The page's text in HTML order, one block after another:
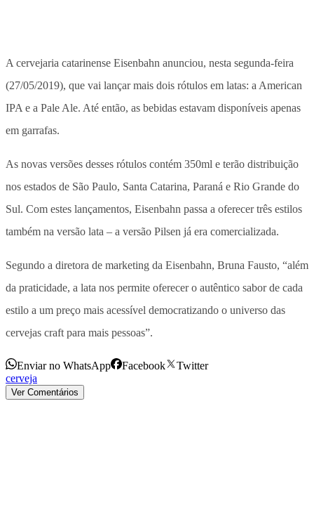
A cervejaria catarinense Eisenbahn anunciou, nesta segunda-feira
(27/05/2019), que vai lançar mais dois rótulos em latas: a American
IPA e a Pale Ale. Até então, as bebidas estavam disponíveis apenas
em garrafas.
As novas versões desses rótulos contém 350ml e terão distribuição
nos estados de São Paulo, Santa Catarina, Paraná e Rio Grande do
Sul. Com estes lançamentos, Eisenbahn passa a oferecer três estilos
também na versão lata – a versão Pilsen já era comercializada.
Segundo a diretora de marketing da Eisenbahn, Bruna Fausto, “além
da praticidade, a lata nos permite oferecer o autêntico sabor de cada
estilo a um preço mais acessível democratizando o universo das
cervejas craft para mais pessoas”.
Enviar no WhatsApp Facebook
Twitter
cerveja
Ver Comentários